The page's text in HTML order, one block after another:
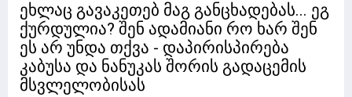
ეხლაც გავაკეთებ მაგ განცხადებას... ეგ
ქურდულია? შენ ადამიანი რო ხარ შენ
ეს არ უნდა თქვა - დაპირისპირება
კაბუსა და ნანუკას შორის გადაცემის
მსვლელობისას